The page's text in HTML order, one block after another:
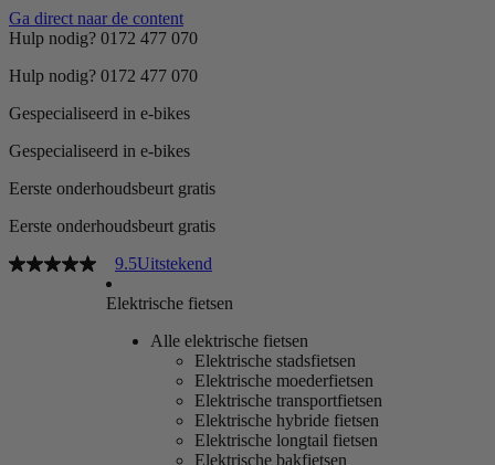
Ga direct naar de content
Hulp nodig? 0172 477 070
Hulp nodig? 0172 477 070
Gespecialiseerd in e-bikes
Gespecialiseerd in e-bikes
Eerste onderhoudsbeurt gratis
Eerste onderhoudsbeurt gratis
9.5Uitstekend
Elektrische fietsen
Alle elektrische fietsen
Elektrische stadsfietsen
Elektrische moederfietsen
Elektrische transportfietsen
Elektrische hybride fietsen
Elektrische longtail fietsen
Elektrische bakfietsen